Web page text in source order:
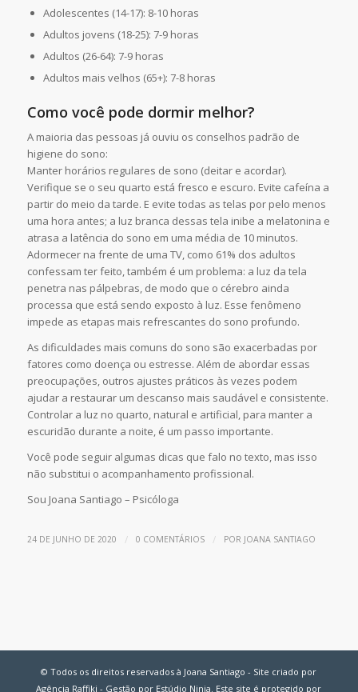
Adolescentes (14-17): 8-10 horas
Adultos jovens (18-25): 7-9 horas
Adultos (26-64): 7-9 horas
Adultos mais velhos (65+): 7-8 horas
Como você pode dormir melhor?
A maioria das pessoas já ouviu os conselhos padrão de
higiene do sono:
Manter horários regulares de sono (deitar e acordar).
Verifique se o seu quarto está fresco e escuro. Evite cafeína a
partir do meio da tarde. E evite todas as telas por pelo menos
uma hora antes; a luz branca dessas tela inibe a melatonina e
atrasa a latência do sono em uma média de 10 minutos.
Adormecer na frente de uma TV, como 61% dos adultos
confessam ter feito, também é um problema: a luz da tela
penetra nas pálpebras, de modo que o cérebro ainda
processa que está sendo exposto à luz. Esse fenômeno
impede as etapas mais refrescantes do sono profundo.
As dificuldades mais comuns do sono são exacerbadas por
fatores como doença ou estresse. Além de abordar essas
preocupações, outros ajustes práticos às vezes podem
ajudar a restaurar um descanso mais saudável e consistente.
Controlar a luz no quarto, natural e artificial, para manter a
escuridão durante a noite, é um passo importante.
Você pode seguir algumas dicas que falo no texto, mas isso
não substitui o acompanhamento profissional.
Sou Joana Santiago – Psicóloga
24 DE JUNHO DE 2020 / 0 COMENTÁRIOS / POR JOANA SANTIAGO
© Todos os direitos reservados à Joana Santiago - Site criado por
Agência Raffiki - Gestão por Estúdio Ninja. Este site é protegido por